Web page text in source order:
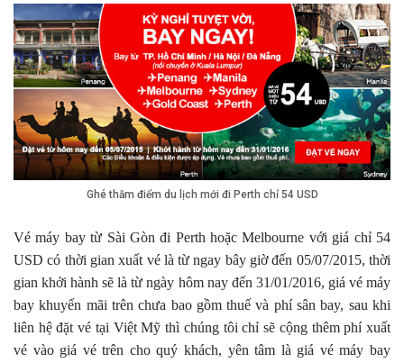
Ghé thăm điểm du lịch mới đi Perth chỉ 54 USD
Vé máy bay từ Sài Gòn đi Perth hoặc Melbourne với giá chỉ 54
USD có thời gian xuất vé là từ ngay bây giờ đến 05/07/2015, thời
gian khởi hành sẽ là từ ngày hôm nay đến 31/01/2016, giá vé máy
bay khuyến mãi trên chưa bao gồm thuế và phí sân bay, sau khi
liên hệ đặt vé tại Việt Mỹ thì chúng tôi chỉ sẽ cộng thêm phí xuất
vé vào giá vé trên cho quý khách, yên tâm là giá vé máy bay